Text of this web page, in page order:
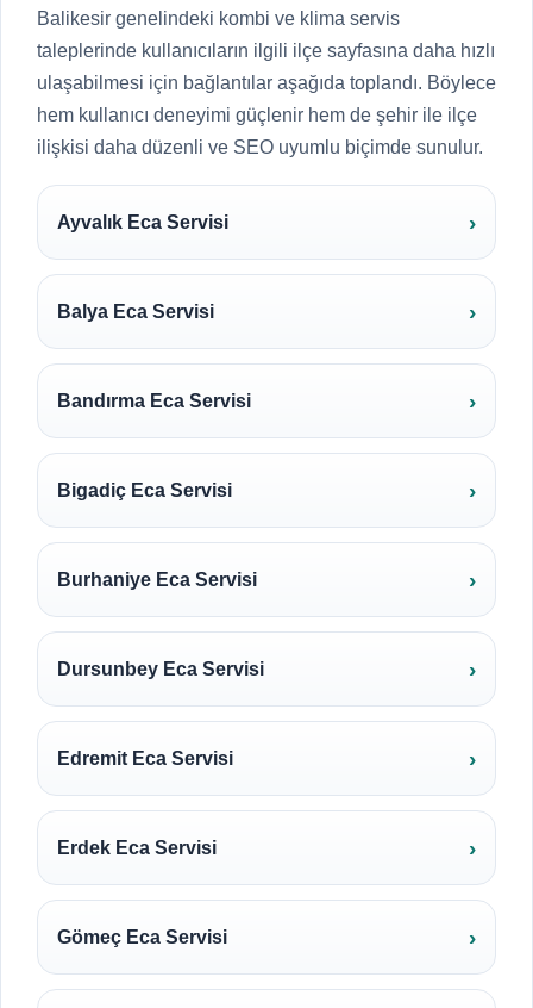
Balikesir genelindeki kombi ve klima servis
taleplerinde kullanıcıların ilgili ilçe sayfasına daha hızlı
ulaşabilmesi için bağlantılar aşağıda toplandı. Böylece
hem kullanıcı deneyimi güçlenir hem de şehir ile ilçe
ilişkisi daha düzenli ve SEO uyumlu biçimde sunulur.
Ayvalık Eca Servisi
Balya Eca Servisi
Bandırma Eca Servisi
Bigadiç Eca Servisi
Burhaniye Eca Servisi
Dursunbey Eca Servisi
Edremit Eca Servisi
Erdek Eca Servisi
Gömeç Eca Servisi